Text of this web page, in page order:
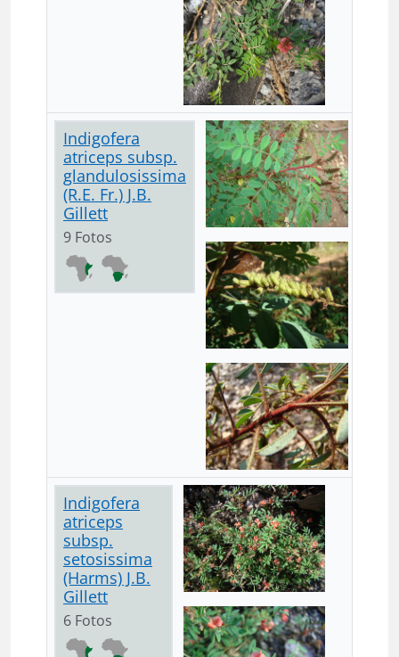
Indigofera
atriceps subsp.
glandulosissima
(R.E. Fr.) J.B.
Gillett
9 Fotos
Indigofera
atriceps
subsp.
setosissima
(Harms) J.B.
Gillett
6 Fotos